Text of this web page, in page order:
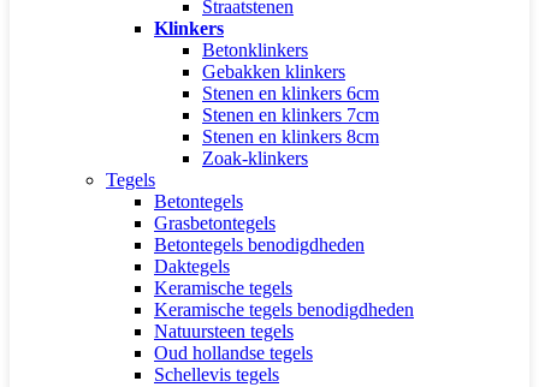
Straatstenen
Klinkers
Betonklinkers
Gebakken klinkers
Stenen en klinkers 6cm
Stenen en klinkers 7cm
Stenen en klinkers 8cm
Zoak-klinkers
Tegels
Betontegels
Grasbetontegels
Betontegels benodigdheden
Daktegels
Keramische tegels
Keramische tegels benodigdheden
Natuursteen tegels
Oud hollandse tegels
Schellevis tegels